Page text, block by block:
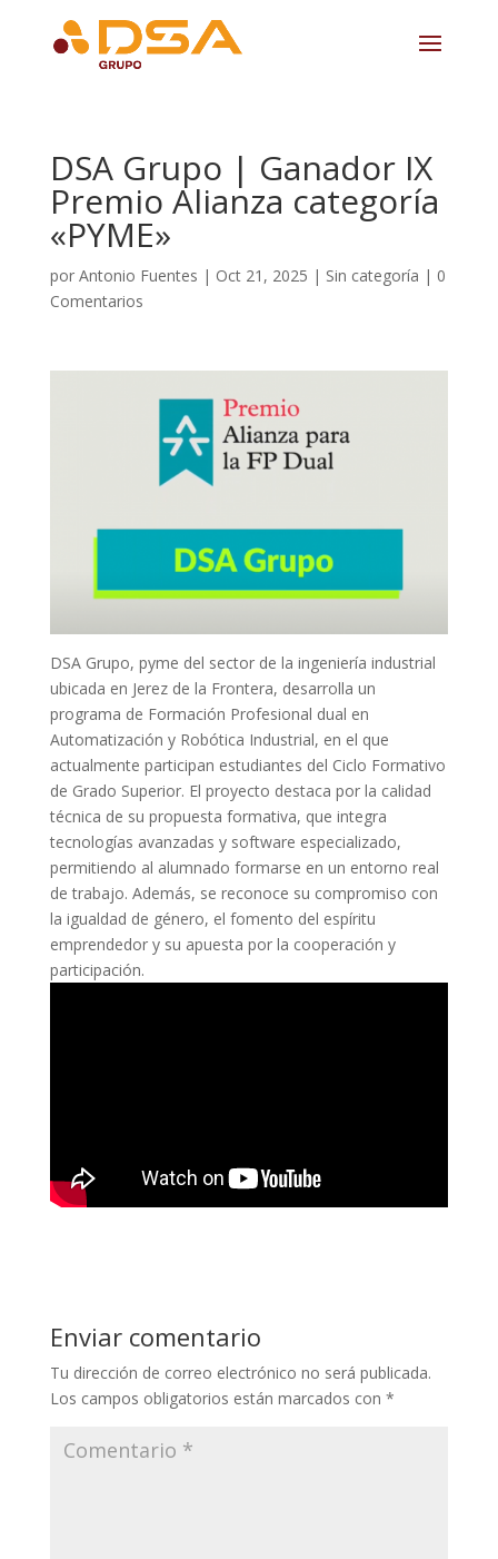
DSA Grupo | Ganador IX
Premio Alianza categoría
«PYME»
por Antonio Fuentes | Oct 21, 2025 | Sin categoría | 0
Comentarios
DSA Grupo, pyme del sector de la ingeniería industrial
ubicada en Jerez de la Frontera, desarrolla un
programa de Formación Profesional dual en
Automatización y Robótica Industrial, en el que
actualmente participan estudiantes del Ciclo Formativo
de Grado Superior. El proyecto destaca por la calidad
técnica de su propuesta formativa, que integra
tecnologías avanzadas y software especializado,
permitiendo al alumnado formarse en un entorno real
de trabajo. Además, se reconoce su compromiso con
la igualdad de género, el fomento del espíritu
emprendedor y su apuesta por la cooperación y
participación.
Enviar comentario
Tu dirección de correo electrónico no será publicada.
Los campos obligatorios están marcados con *